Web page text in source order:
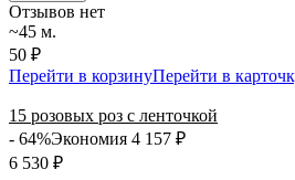
Отзывов нет
~45 м.
50 ₽
Перейти в корзинуПерейти в
15 розовых роз с ленточкой
- 64%Экономия 4 157 ₽
6 530 ₽